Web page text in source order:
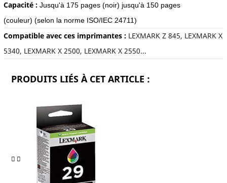
Capacité : Jusqu'à 175 pages (noir) jusqu'à 150 pages
(couleur) (selon la norme ISO/IEC 24711)
Compatible avec ces imprimantes : LEXMARK Z 845, LEXMARK X
5340, LEXMARK X 2500, LEXMARK X 2550...
PRODUITS LIÉS À CET ARTICLE :